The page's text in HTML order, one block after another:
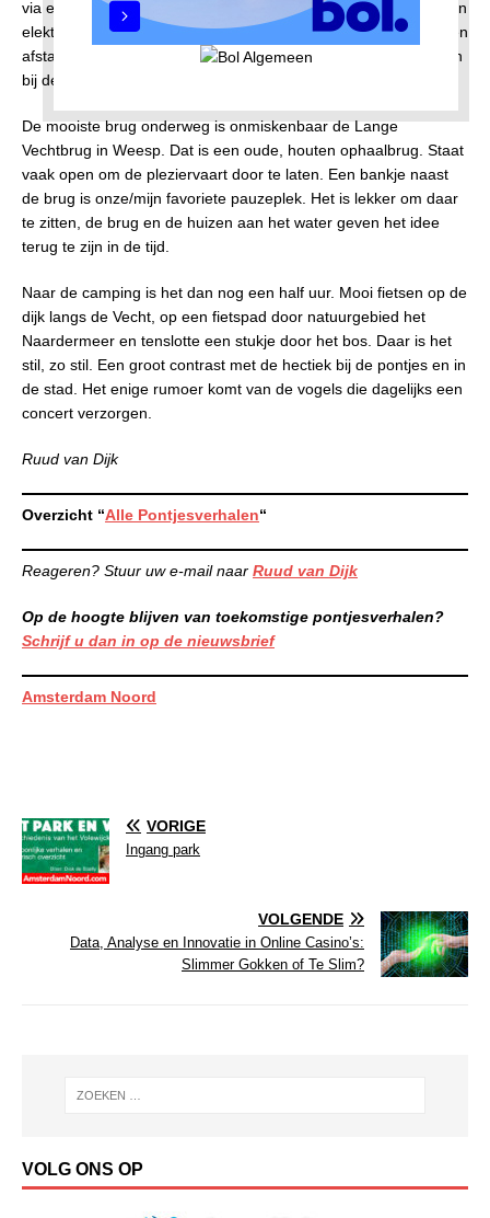
via een bocht van 180 graden naar links. Goed te doen met mijn
elektrische fiets, maar veel mensen op een gewone fiets moeten
afstappen en verder lopen. (Zal het in de toekomst ook zo gaan
bij de oostelijke fietsbrug over het IJ?)
De mooiste brug onderweg is onmiskenbaar de Lange
Vechtbrug in Weesp. Dat is een oude, houten ophaalbrug. Staat
vaak open om de pleziervaart door te laten. Een bankje naast
de brug is onze/mijn favoriete pauzeplek. Het is lekker om daar
te zitten, de brug en de huizen aan het water geven het idee
terug te zijn in de tijd.
Naar de camping is het dan nog een half uur. Mooi fietsen op de
dijk langs de Vecht, op een fietspad door natuurgebied het
Naardermeer en tenslotte een stukje door het bos. Daar is het
stil, zo stil. Een groot contrast met de hectiek bij de pontjes en in
de stad. Het enige rumoer komt van de vogels die dagelijks een
concert verzorgen.
Ruud van Dijk
Overzicht “Alle Pontjesverhalen“
Reageren? Stuur uw e-mail naar Ruud van Dijk
Op de hoogte blijven van toekomstige pontjesverhalen?
Schrijf u dan in op de nieuwsbrief
Amsterdam Noord
VORIGE
Ingang park
VOLGENDE
Data, Analyse en Innovatie in Online Casino’s:
Slimmer Gokken of Te Slim?
VOLG ONS OP